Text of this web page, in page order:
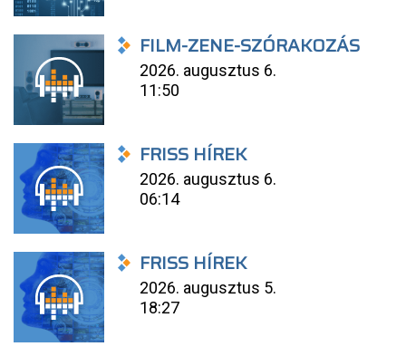
FILM-ZENE-SZÓRAKOZÁS
2026. augusztus 6.
11:50
FRISS HÍREK
2026. augusztus 6.
06:14
FRISS HÍREK
2026. augusztus 5.
18:27